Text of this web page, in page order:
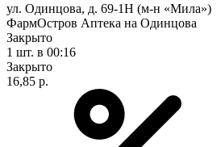
ул. Одинцова, д. 69-1Н (м-н «Мила»)
ФармОстров Аптека на Одинцова
Закрыто
1 шт. в 00:16
Закрыто
16,85 р.